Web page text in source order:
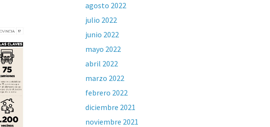
agosto 2022
julio 2022
junio 2022
mayo 2022
abril 2022
marzo 2022
febrero 2022
diciembre 2021
noviembre 2021